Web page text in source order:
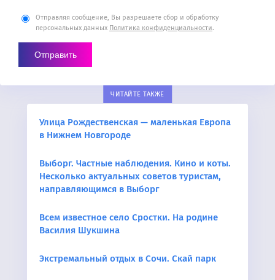
Отправляя сообщение, Вы разрешаете сбор и обработку
персональных данных Политика конфиденциальности.
ЧИТАЙТЕ ТАКЖЕ
Улица Рождественская — маленькая Европа
в Нижнем Новгороде
Выборг. Частные наблюдения. Кино и коты.
Несколько актуальных советов туристам,
направляющимся в Выборг
Всем известное село Сростки. На родине
Василия Шукшина
Экстремальный отдых в Сочи. Скай парк